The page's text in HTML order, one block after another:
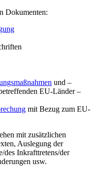
Dokumenten:
und –
EU-Länder –
mit Bezug zum EU-
mit zusätzlichen
Auslegung der
des Inkrafttretens/der
usw.